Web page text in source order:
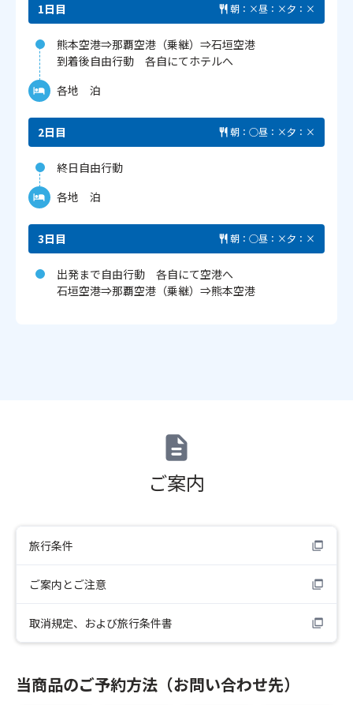
1日目 朝：×昼：×夕：×
熊本空港⇒那覇空港（乗継）⇒石垣空港
到着後自由行動 各自にてホテルへ
各地 泊
2日目 朝：○昼：×夕：×
終日自由行動
各地 泊
3日目 朝：○昼：×夕：×
出発まで自由行動 各自にて空港へ
石垣空港⇒那覇空港（乗継）⇒熊本空港
ご案内
旅行条件
ご案内とご注意
取消規定、および旅行条件書
当商品のご予約方法（お問い合わせ先）